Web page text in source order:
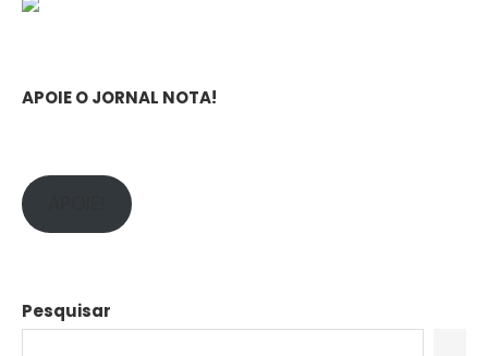
APOIE O JORNAL NOTA!
Pesquisar